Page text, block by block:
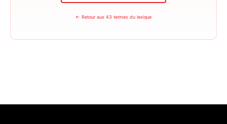
← Retour aux 43 termes du lexique